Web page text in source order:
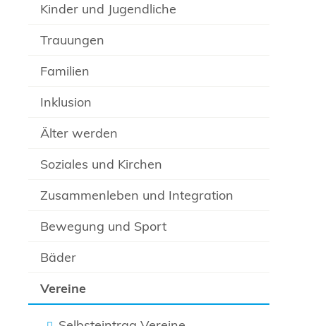
Kinder und Jugendliche
Trauungen
Familien
Inklusion
Älter werden
Soziales und Kirchen
Zusammenleben und Integration
Bewegung und Sport
Bäder
Vereine